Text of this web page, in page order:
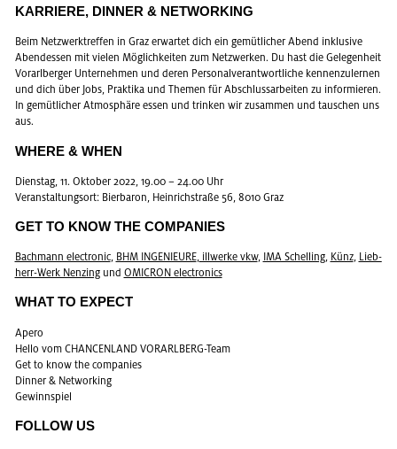
KAR­RIE­RE, DIN­NER & NET­WOR­KING
Beim Netz­werk­tref­fen in Graz er­war­tet dich ein ge­müt­li­cher Abend in­klu­si­ve
Abend­essen mit vie­len Mög­lich­kei­ten zum Netz­wer­ken. Du hast die Ge­le­gen­heit
Vor­arl­ber­ger Un­ter­neh­men und deren Per­so­nal­ver­ant­wort­li­che ken­nen­zu­ler­nen
und dich über Jobs, Prak­ti­ka und The­men für Ab­schluss­ar­bei­ten zu in­for­mie­ren.
In ge­müt­li­cher At­mo­sphä­re essen und trin­ken wir zu­sam­men und tau­schen uns
aus.
WHERE & WHEN
Diens­tag, 11. Ok­to­ber 2022, 19.00 – 24.00 Uhr
Ver­an­stal­tungs­ort: Bier­ba­ron, Hein­rich­stra­ße 56, 8010 Graz
GET TO KNOW THE COM­PA­NIES
Bach­mann elec­tro­nic, BHM IN­GE­NIEU­RE,ill­wer­ke vkw, IMA Schel­ling, Künz, Lieb­
herr-Werk Nen­zingund OMIC­RON elec­tro­nics
WHAT TO EX­PECT
Apero
Hello vom CHAN­CEN­LAND VOR­ARL­BERG-Team
Get to know the com­pa­nies
Din­ner & Net­wor­king
Ge­winn­spiel
FOL­LOW US